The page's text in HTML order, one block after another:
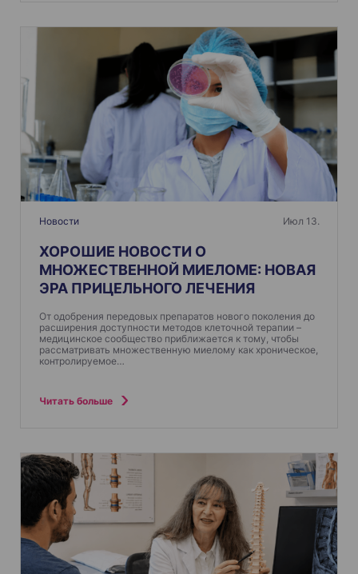
Новости Июл 13.
ХОРОШИЕ НОВОСТИ О
МНОЖЕСТВЕННОЙ МИЕЛОМЕ: НОВАЯ
ЭРА ПРИЦЕЛЬНОГО ЛЕЧЕНИЯ
От одобрения передовых препаратов нового поколения до
расширения доступности методов клеточной терапии –
медицинское сообщество приближается к тому, чтобы
рассматривать множественную миелому как хроническое,
контролируемое…
Читать больше